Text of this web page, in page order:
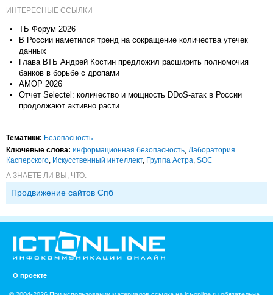
ИНТЕРЕСНЫЕ ССЫЛКИ
ТБ Форум 2026
В России наметился тренд на сокращение количества утечек
данных
Глава ВТБ Андрей Костин предложил расширить полномочия
банков в борьбе с дропами
АМОР 2026
Отчет Selectel: количество и мощность DDoS-атак в России
продолжают активно расти
Тематики: Безопасность
Ключевые слова: информационная безопасность Лаборатория
Касперского Искусственный интеллект, Группа Астра SOC
А ЗНАЕТЕ ЛИ ВЫ, ЧТО:
Продвижение сайтов Спб
О проекте